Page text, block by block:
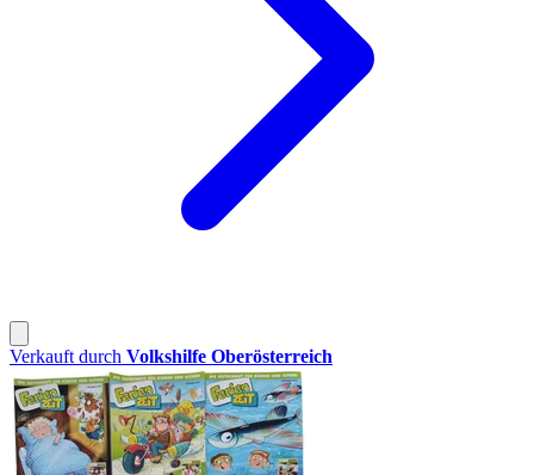
Verkauft durch Volkshilfe Oberösterreich